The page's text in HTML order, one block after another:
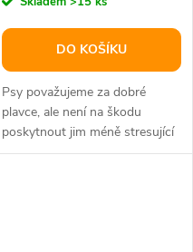
DO KOŠÍKU
Psy považujeme za dobré
plavce, ale není na škodu
poskytnout jim méně stresující
pobyt ve vodě.